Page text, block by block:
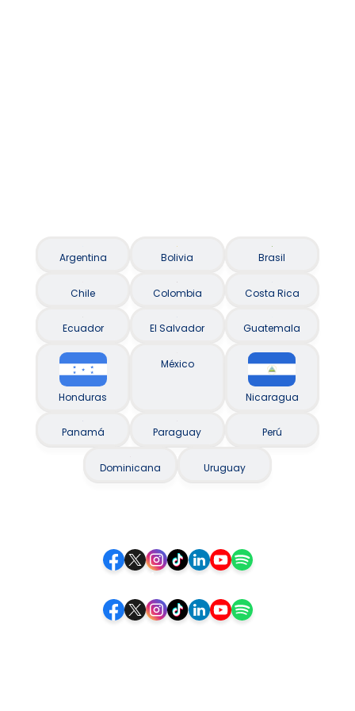
Argentina Bolivia Brasil
Chile Colombia Costa Rica
Ecuador El Salvador Guatemala
Honduras
México
Nicaragua
Panamá Paraguay Perú
Dominicana Uruguay
Siga-nos